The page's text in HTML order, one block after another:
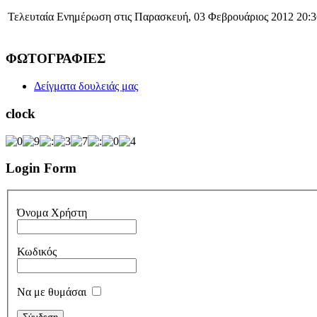
Τελευταία Ενημέρωση στις Παρασκευή, 03 Φεβρουάριος 2012
ΦΩΤΟΓΡΑΦΙΕΣ
Δείγματα δουλειάς μας
clock
Login Form
Όνομα Χρήστη
Κωδικός
Να με θυμάσαι